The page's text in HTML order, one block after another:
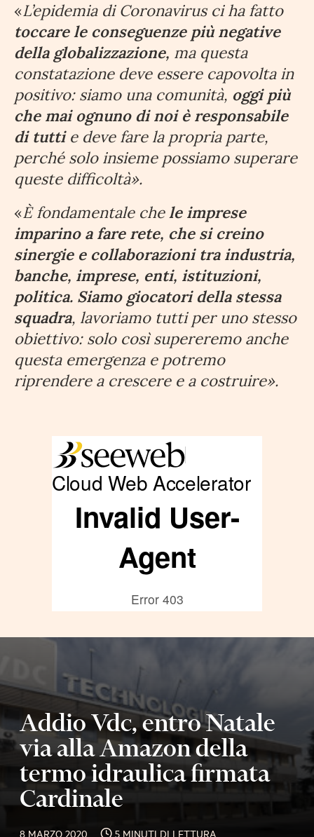
«L’epidemia di Coronavirus ci ha fatto
toccare le conseguenze più negative
della globalizzazione, ma questa
constatazione deve essere capovolta in
positivo: siamo una comunità, oggi più
che mai ognuno di noi è responsabile
di tuttie deve fare la propria parte,
perché solo insieme possiamo superare
queste difficoltà».
«È fondamentale chele imprese
imparino a fare rete, che si creino
sinergie e collaborazioni tra industria,
banche, imprese, enti, istituzioni,
politica. Siamo giocatori della stessa
squadra, lavoriamo tutti per uno stesso
obiettivo: solo così supereremo anche
questa emergenza e potremo
riprendere a crescere e a costruire».
Addio Vdc, entro Natale
via alla Amazon della
termo idraulica firmata
Cardinale
8 MARZO 2020 5 MINUTI DI LETTURA